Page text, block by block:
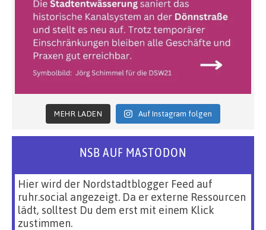
MEHR LADEN Auf Instagram folgen
NSB AUF MASTODON
Hier wird der Nordstadtblogger Feed auf
ruhr.social angezeigt. Da er externe Ressourcen
lädt, solltest Du dem erst mit einem Klick
zustimmen.